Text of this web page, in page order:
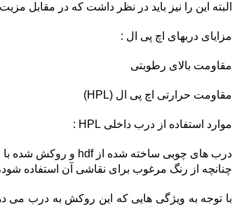
البته این را نیز باید در نظر داشت که در مقابل
مزایای دربهای اچ پی ال :
مقاومت بالای رطوبتی
مقاومت حرارتی اچ پی ال (HPL)
موارد استفاده از درب داخلی HPL :
چنانچه از رنگ مرغوب برای نقاشی آن استفاده
با توجه به ویژگی هایی که این روکش به درب می